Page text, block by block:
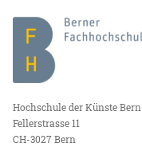
Hochschule der Künste Bern
Fellerstrasse 11
CH-3027 Bern